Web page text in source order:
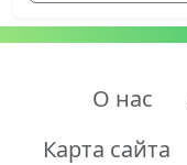
О нас
Карта сайта